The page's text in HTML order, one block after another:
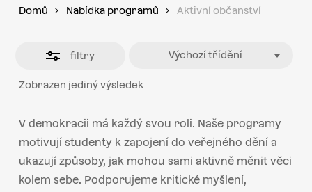
Domů Nabídka programů Aktivní občanství
filtry
Zobrazen jediný výsledek
Výchozí třídění
V demokracii má každý svou roli. Naše programy
motivují studenty k zapojení do veřejného dění a
ukazují způsoby, jak mohou sami aktivně měnit věci
kolem sebe. Podporujeme kritické myšlení,